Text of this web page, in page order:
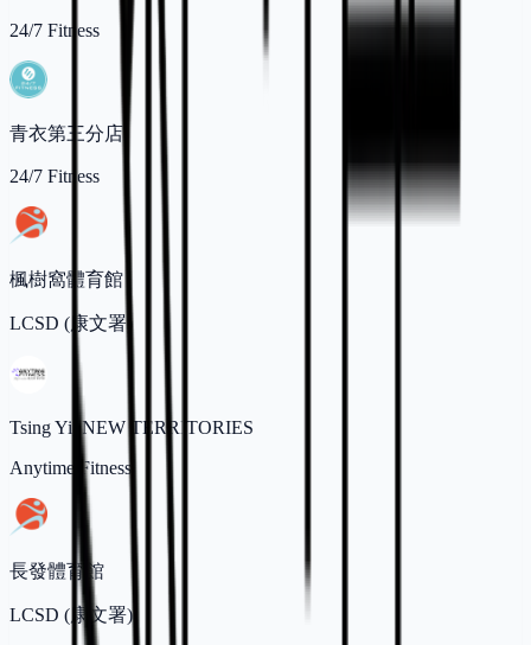
24/7 Fitness
青衣第三分店
24/7 Fitness
楓樹窩體育館
LCSD (康文署)
Tsing Yi, NEW TERRITORIES
Anytime Fitness
長發體育館
LCSD (康文署)